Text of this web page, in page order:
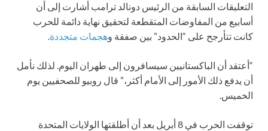
التعليقات السابقة من الرئيس دونالد ترامب أشارت إلى أن
أسابيع من المفاوضات المتقطعة لتحقيق نهاية دائمة للحرب
كانت تتأرجح على “الحدود” بين صفقة وهجمات متجددة.
“أعتقد أن الباكستانيين سيسافرون إلى طهران اليوم. لذلك نأمل
أن يدفع ذلك الأمور إلى الأمام أكثر،” قال روبيو للصحفيين يوم
الخميس.
توقفت الحرب في 8 أبريل بعد أن أطلقتها الولايات المتحدة